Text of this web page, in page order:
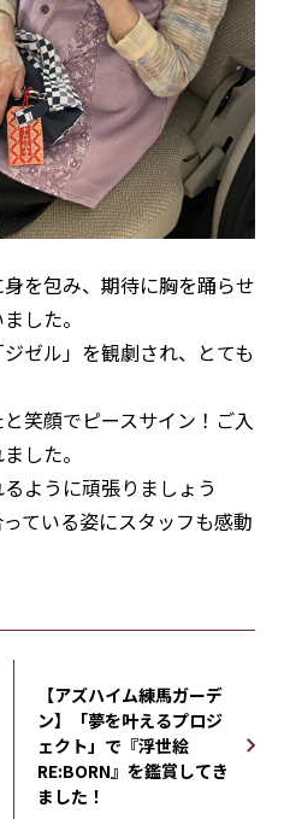
を包み、期待に胸を踊らせ
した。
ゼル」を観劇され、とても
笑顔でピースサイン！ご入
した。
ように頑張りましょう
ている姿にスタッフも感動
【アズハイム練馬ガーデ
ン】「夢を叶えるプロジ
ェクト」で『浮世絵
RE:BORN』を鑑賞してき
ました！